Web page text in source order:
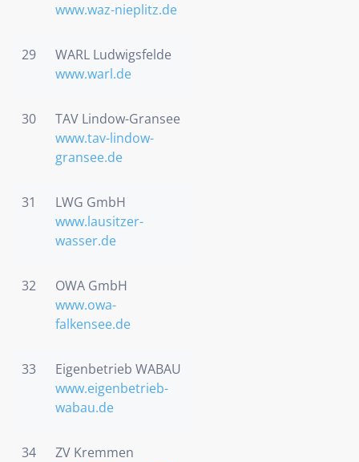
www.waz-nieplitz.de
29
WARL Ludwigsfelde
www.warl.de
30
TAV Lindow-Gransee
www.tav-lindow-
gransee.de
31
LWG GmbH
www.lausitzer-
wasser.de
32
OWA GmbH
www.owa-
falkensee.de
33
Eigenbetrieb WABAU
www.eigenbetrieb-
wabau.de
34
ZV Kremmen